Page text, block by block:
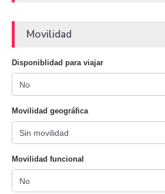
Movilidad
Disponiblidad para viajar
Movilidad geográfica
Movilidad funcional